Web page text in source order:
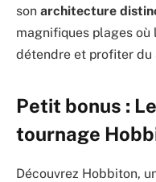
son architecture
magnifiques plages où
détendre et profiter du
Petit bonus :
tournage
Découvrez Hobbiton,